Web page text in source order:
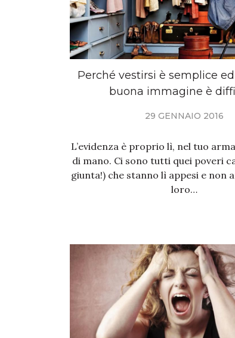
Perché vestirsi è semplice
buona immagine è
29 GENNAIO 2016
L’evidenza è proprio lì, nel tuo
di mano. Ci sono tutti quei poveri
giunta!) che stanno lì appesi e non
loro…